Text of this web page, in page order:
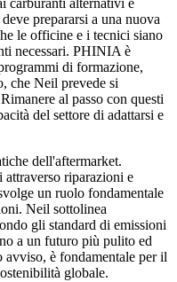
carburanti alternativi è
prepararsi a una nuova
le officine e i tecnici siano
necessari. PHINIA è
di formazione,
che Neil prevede si
al passo con questi
del settore di adattarsi e
dell'aftermarket.
riparazioni e
un ruolo fondamentale
Neil sottolinea
gli standard di emissioni
a un futuro più pulito ed
avviso, è fondamentale per il
globale.